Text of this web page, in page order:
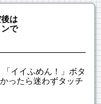
は
ンで
イイふめん！」ボタ
ったら迷わずタッチ